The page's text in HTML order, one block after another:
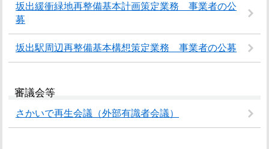
坂出緩衝緑地再整備基本計画策定業務 事業者の公
募
坂出駅周辺再整備基本構想策定業務 事業者の公募
審議会等
さかいで再生会議（外部有識者会議）